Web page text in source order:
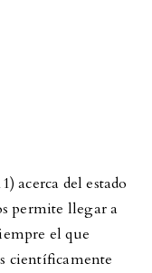
acerca del estado
permite llegar a
el que
científicamente